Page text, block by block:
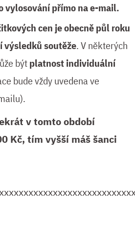
vylosování přímo na e-mail.
cen je obecně půl roku
výsledků soutěže. V některých
býtplatnost individuální
bude vždy uvedena ve
v tomto období
Kč, tím vyšší máš šanci